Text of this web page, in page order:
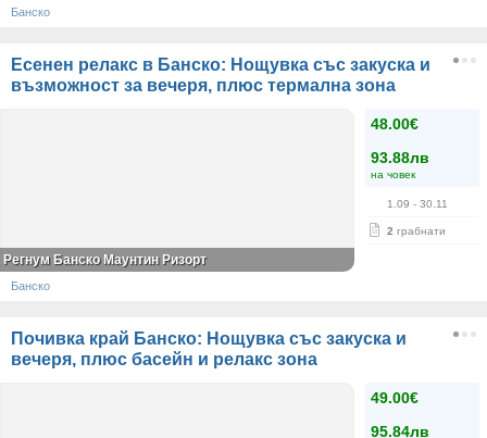
Банско
Есенен релакс в Банско: Нощувка със закуска и
възможност за вечеря, плюс термална зона
48.00€
93.88лв
на човек
1.09 - 30.11
2 грабнати
Регнум Банско Маунтин Ризорт
Банско
Почивка край Банско: Нощувка със закуска и
вечеря, плюс басейн и релакс зона
49.00€
95.84лв